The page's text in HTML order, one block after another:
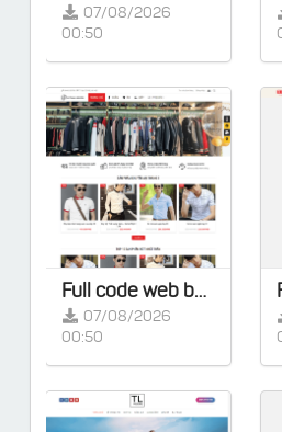
07/08/2026
00:50
Full code web bán hàng làm từ Flatsome kèm key kích hoạt / đã kích hoạt sẵn
07/08/2026
00:50